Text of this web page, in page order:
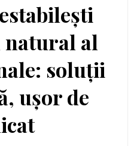
al
soluții
ușor de